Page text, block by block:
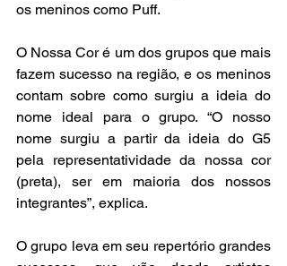
os meninos como Puff.
O Nossa Cor é um dos grupos que mais
fazem sucesso na região, e os meninos
contam sobre como surgiu a ideia do
nome ideal para o grupo. “O nosso
nome surgiu a partir da ideia do G5
pela representatividade da nossa cor
(preta), ser em maioria dos nossos
integrantes”, explica.
O grupo leva em seu repertório grandes